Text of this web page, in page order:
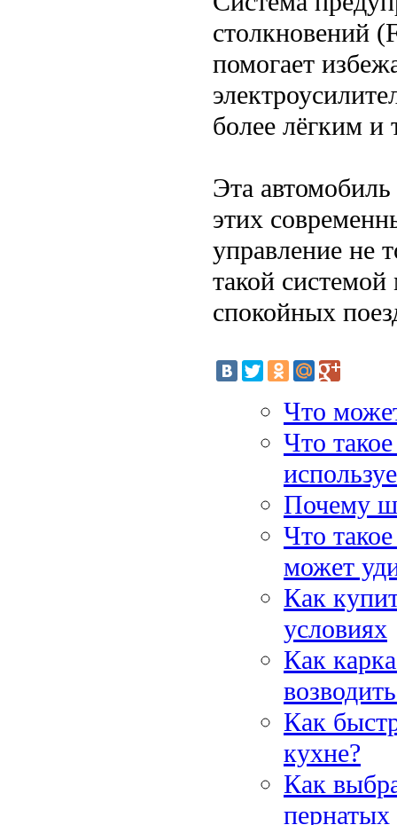
столкновений
помогает
более лёгким
Эта
этих
управление не
такой
спокойных
Что
Что
Почему
Что
может
Как
условиях
Как
Как
кухне?
Как
пернатых